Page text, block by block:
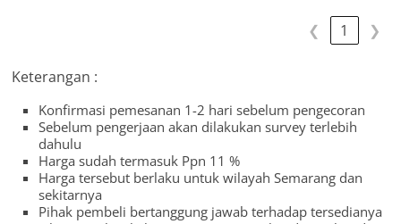
❮ 1 ❯
Keterangan :
Konfirmasi pemesanan 1-2 hari sebelum pengecoran
Sebelum pengerjaan akan dilakukan survey terlebih
dahulu
Harga sudah termasuk Ppn 11 %
Harga tersebut berlaku untuk wilayah Semarang dan
sekitarnya
Pihak pembeli bertanggung jawab terhadap tersedianya